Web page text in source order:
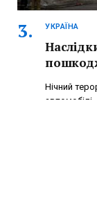
УКРАЇНА
Нічний